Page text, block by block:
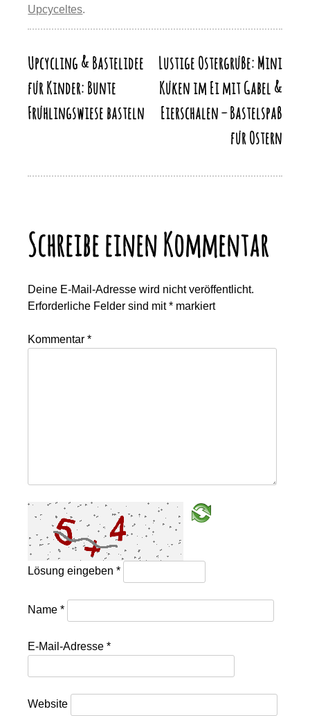
k
Li
k
Upcyceltes.
Beitragsnavigation
Upcycling & Bastelidee
für Kinder: Bunte
Frühlingswiese basteln
Lustige Ostergrüße: Mini
Küken im Ei mit Gabel &
Eierschalen – Bastelspaß
für Ostern
Schreibe einen Kommentar
Deine E-Mail-Adresse wird nicht veröffentlicht.
Erforderliche Felder sind mit* markiert
Kommentar*
Lösung eingeben*
Name*
E-Mail-Adresse*
Website